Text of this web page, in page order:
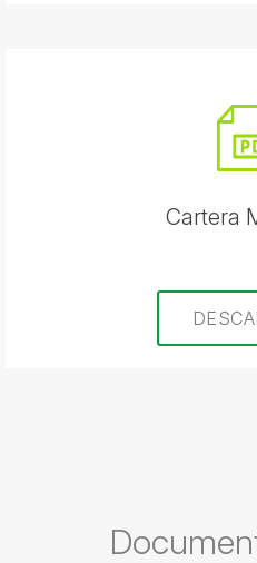
Cartera